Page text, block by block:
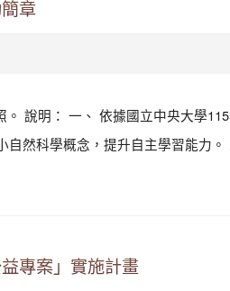
章
說明： 一、 依據國立中央大學
然科學概念，提升自主學習能力
專案」實施計畫